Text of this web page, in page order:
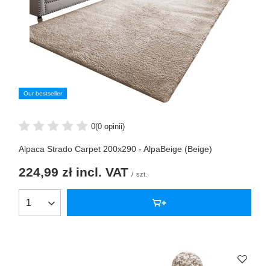
Our bestseller
0(0 opinii)
Alpaca Strado Carpet 200x290 - AlpaBeige (Beige)
224,99 zł incl. VAT / szt.